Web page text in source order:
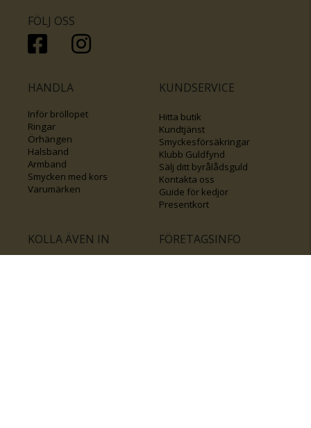
FÖLJ OSS
HANDLA
Inför bröllopet
Ringar
Örhängen
Halsband
Armband
Smycken med kors
Varumärken
KUNDSERVICE
Hitta butik
Kundtjänst
Smyckesförsäkringar
Klubb Guldfynd
Sälj ditt byrålådsguld
Kontakta oss
Guide för kedjor
Presentkort
KOLLA ÄVEN IN FÖRETAGSINFO